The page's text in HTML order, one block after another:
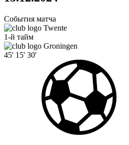
События матча
Twente
1-й тайм
Groningen
45' 15' 30'